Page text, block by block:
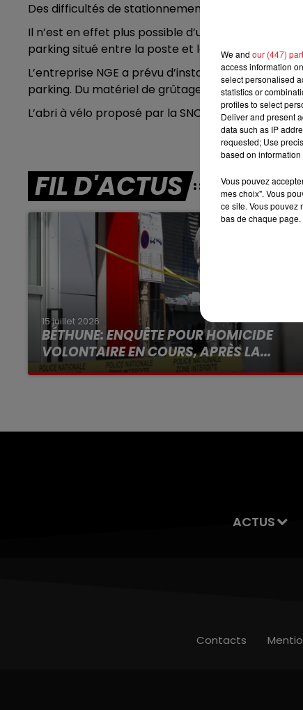
7h00 - 10h00
DEBOUT C'EST L'HEURE
Des difficultés de stationnement depuis ce matin
Il n’est en effet plus possible d’utiliser le parking
parking situé entre la poste et la gare.
L’entreprise NGE a prévu d’installer sa base de
parking. Du matériel de grûtage va être stocké
L’abri à vélo proposé par la SNCF disparaît
FIL D'ACTUS
15 juillet 2026
BÉTHUNE: ENQUÊTE POUR HOMICIDE
VOLONTAIRE EN COURS, APRÈS LA...
Selon les premiers éléments, le logement
ACTUS
Contacts
We and our (447)
access information
select personalised
statistics or
profiles to select
Deliver and present
data such as IP
requested; Use
based on
Vous pouvez
mes choix". Vous
ce site. Vous pouvez
bas de chaque page.